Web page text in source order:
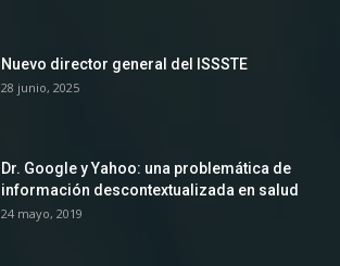
Nuevo director general del ISSSTE
28 junio, 2025
Dr. Google y Yahoo: una problemática de
información descontextualizada en salud
24 mayo, 2019